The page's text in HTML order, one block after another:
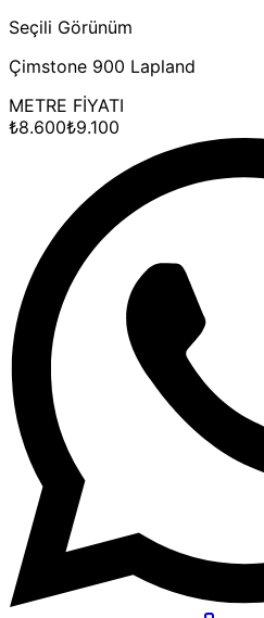
Seçili Görünüm
Çimstone 900 Lapland
METRE FİYATI
₺8.600₺9.100